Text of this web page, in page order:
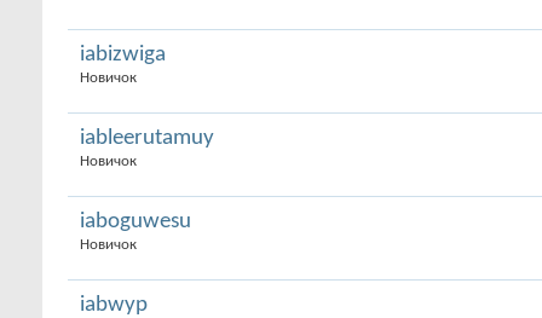
iabizwiga
Новичок
iableerutamuy
Новичок
iaboguwesu
Новичок
iabwyp